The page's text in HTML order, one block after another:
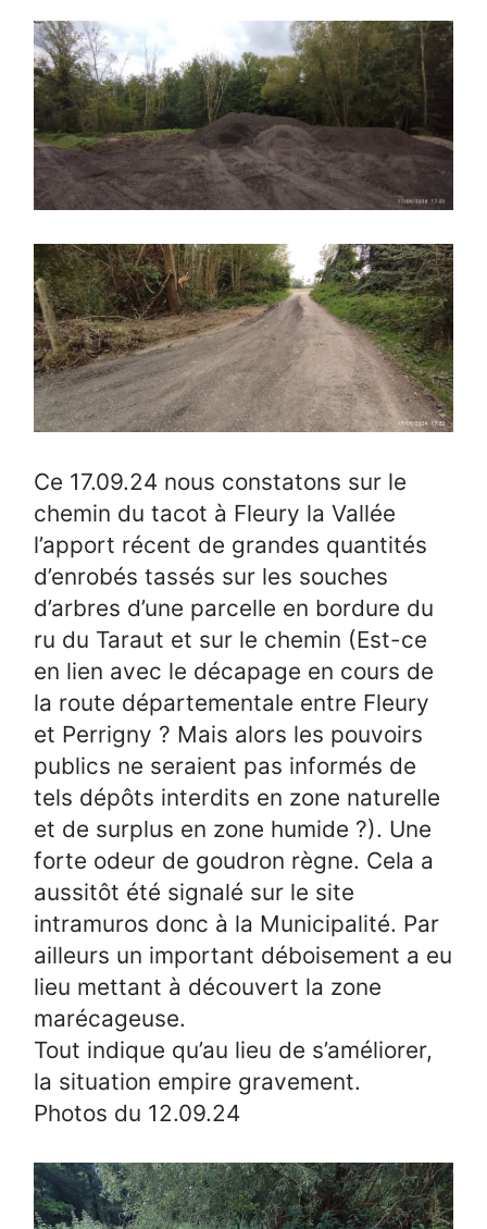
Ce 17.09.24 nous constatons sur le
chemin du tacot à Fleury la Vallée
l’apport récent de grandes quantités
d’enrobés tassés sur les souches
d’arbres d’une parcelle en bordure du
ru du Taraut et sur le chemin (Est-ce
en lien avec le décapage en cours de
la route départementale entre Fleury
et Perrigny ? Mais alors les pouvoirs
publics ne seraient pas informés de
tels dépôts interdits en zone naturelle
et de surplus en zone humide ?). Une
forte odeur de goudron règne. Cela a
aussitôt été signalé sur le site
intramuros donc à la Municipalité. Par
ailleurs un important déboisement a eu
lieu mettant à découvert la zone
marécageuse.
Tout indique qu’au lieu de s’améliorer,
la situation empire gravement.
Photos du 12.09.24